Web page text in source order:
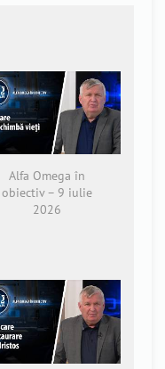
Alfa Omega în
obiectiv – 9 iulie
2026